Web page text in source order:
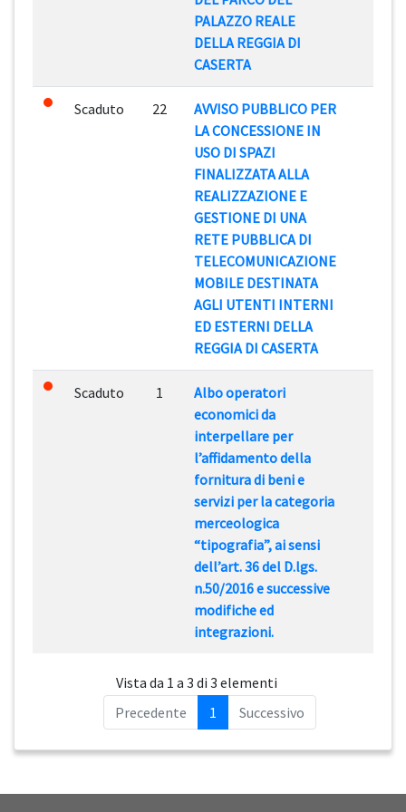
PALAZZO REALE
DELLA REGGIA DI
CASERTA
Scaduto 22
AVVISO PUBBLICO PER
LA CONCESSIONE IN
USO DI SPAZI
FINALIZZATA ALLA
REALIZZAZIONE E
GESTIONE DI UNA
RETE PUBBLICA DI
TELECOMUNICAZIONE
MOBILE DESTINATA
AGLI UTENTI INTERNI
ED ESTERNI DELLA
REGGIA DI CASERTA
Scaduto 1
Albo operatori
economici da
interpellare per
l’affidamento della
fornitura di beni e
servizi per la categoria
merceologica
“tipografia”, ai sensi
dell’art. 36 del D.lgs.
n.50/2016 e successive
modifiche ed
integrazioni.
Vista da 1 a 3 di 3 elementi
Precedente
1 Successivo